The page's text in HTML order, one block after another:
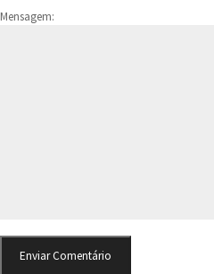
Mensagem: